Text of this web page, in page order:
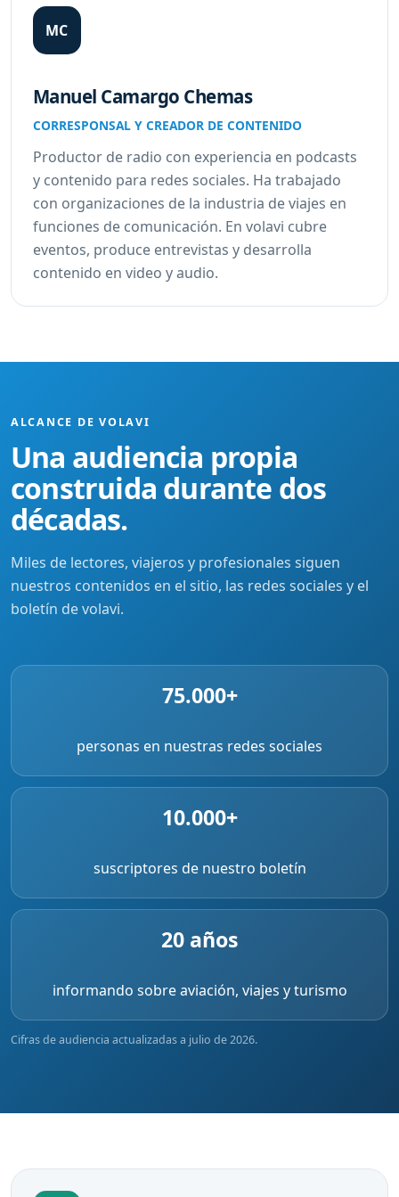
MC
Manuel Camargo Chemas
CORRESPONSAL Y CREADOR DE CONTENIDO
Productor de radio con experiencia en podcasts
y contenido para redes sociales. Ha trabajado
con organizaciones de la industria de viajes en
funciones de comunicación. En volavi cubre
eventos, produce entrevistas y desarrolla
contenido en video y audio.
ALCANCE DE VOLAVI
Una audiencia propia
construida durante dos
décadas.
Miles de lectores, viajeros y profesionales siguen
nuestros contenidos en el sitio, las redes sociales y el
boletín de volavi.
75.000+
personas en nuestras redes sociales
10.000+
suscriptores de nuestro boletín
20 años
informando sobre aviación, viajes y turismo
Cifras de audiencia actualizadas a julio de 2026.